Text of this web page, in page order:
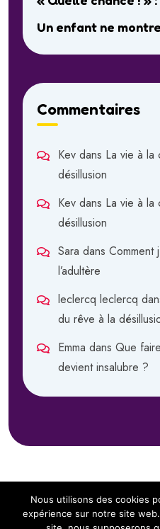
Un enfant ne
Commentaires
Kev dans La vie à la
désillusion
Kev dans La vie à la
désillusion
Sara dans Comment
l’adultère
leclercq leclercq
du rêve à la
Emma dans Que
devient insalubre ?
Nous utilisons des cookies
expérience sur notre site